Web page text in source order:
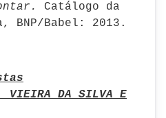
Catálogo da
BNP/Babel: 2013.
VIEIRA DA SILVA E